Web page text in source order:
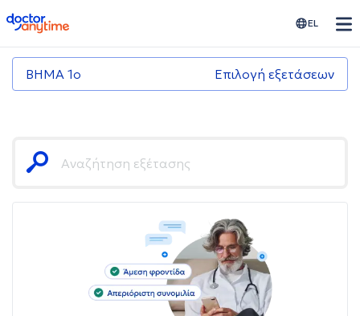
doctoranytime EL
ΒΗΜΑ 1ο Επιλογή εξετάσεων